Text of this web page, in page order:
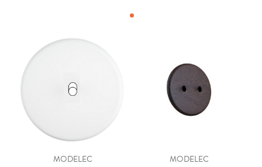
MODELEC MODELEC